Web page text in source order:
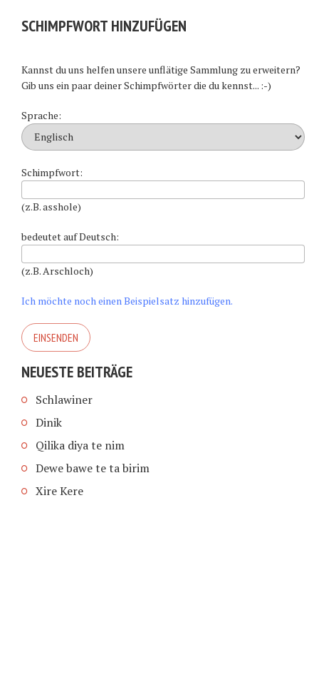
SCHIMPFWORT HINZUFÜGEN
Kannst du uns helfen unsere unflätige Sammlung zu erweitern?
Gib uns ein paar deiner Schimpfwörter die du kennst... :-)
Sprache:
Schimpfwort:
(z.B. asshole)
bedeutet auf Deutsch:
(z.B. Arschloch)
Ich möchte noch einen Beispielsatz hinzufügen.
NEUESTE BEITRÄGE
Schlawiner
Dinik
Qilika diya te nim
Dewe bawe te ta birim
Xire Kere